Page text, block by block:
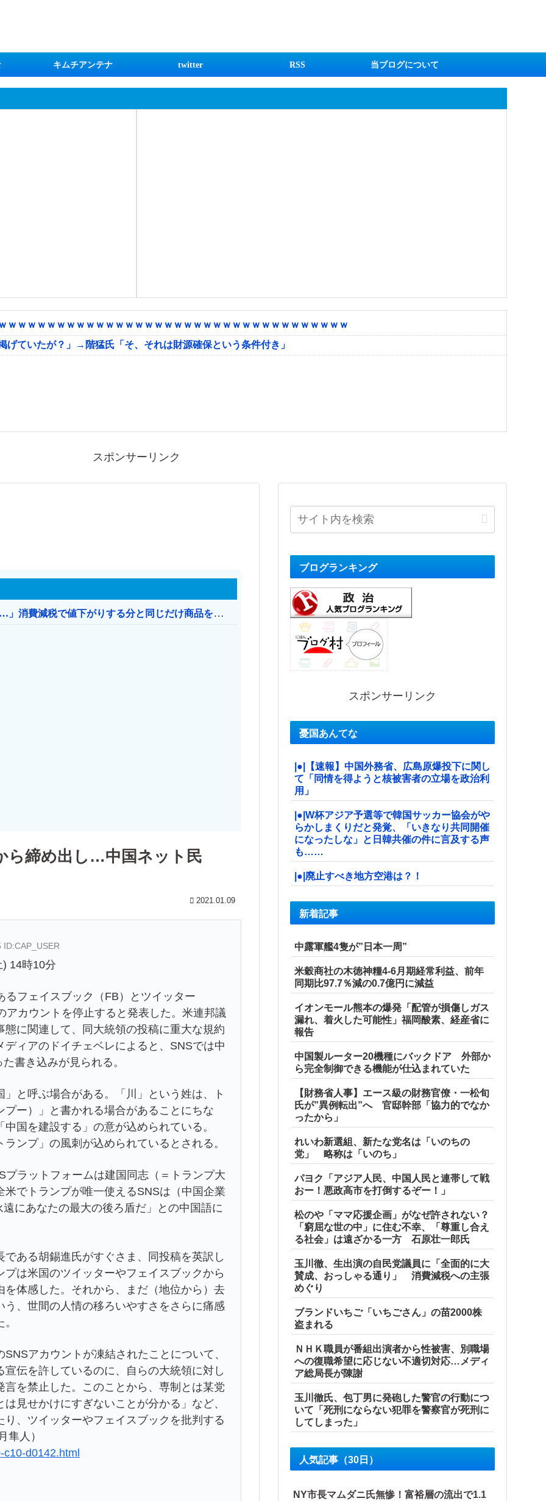
キムチアンテナ twitter RSS 当ブログについて
ｗｗｗｗｗｗｗｗｗｗｗｗｗｗｗｗｗｗｗｗｗｗｗｗｗｗｗｗｗｗｗｗｗｗ
ていたが？」→階猛氏「そ、それは財源確保という条件付き」
スポンサーリンク
【消費税率1％】 「下げるのが筋なんですけど…」消費減税で値下がりする分と同じだけ商品を値上げして店頭価格を変えない店も
ら締め出し…中国ネット民
2021.01.09
14時10分
フェイスブック（FB）とツイッター
カウントを停止すると発表した。米連邦議
に関連して、同大統領の投稿に重大な規約
ィアのドイチェベレによると、SNSでは中
書き込みが見られる。
と呼ぶ場合がある。「川」という姓は、ト
ー）」と書かれる場合があることにちな
国を建設する」の意が込められている。
ンプ」の風刺が込められているとされる。
ラットフォームは建国同志（＝トランプ大
でトランプが唯一使えるSNSは（中国企業
にあなたの最大の後ろ盾だ」との中国語に
ある胡錫進氏がすぐさま、同投稿を英訳し
は米国のツイッターやフェイスブックから
体感した。それから、まだ（地位から）去
、世間の人情の移ろいやすさをさらに痛感
アカウントが凍結されたことについて、
伝を許しているのに、自らの大統領に対し
を禁止した。このことから、専制とは某党
見せかけにすぎないことが分かる」など、
、ツイッターやフェイスブックを批判する
隼人）
c10-d0142.html
ブログランキング
スポンサーリンク
憂国あんてな
|●|【速報】中国外務省、広島原爆投下に関し
て「同情を得ようと核被害者の立場を政治利
用」
|●|W杯アジア予選等で韓国サッカー協会がや
らかしまくりだと発覚、「いきなり共同開催
になったしな」と日韓共催の件に言及する声
も……
|●|廃止すべき地方空港は？！
新着記事
中露軍艦4隻が”日本一周”
米穀商社の木徳神糧4-6月期経常利益、前年
同期比97.7％減の0.7億円に減益
イオンモール熊本の爆発「配管が損傷しガス
漏れ、着火した可能性」福岡酸素、経産省に
報告
中国製ルーター20機種にバックドア 外部か
ら完全制御できる機能が仕込まれていた
【財務省人事】エース級の財務官僚・一松旬
氏が”異例転出”へ 官邸幹部「協力的でなか
ったから」
れいわ新選組、新たな党名は「いのちの
党」 略称は「いのち」
パヨク「アジア人民、中国人民と連帯して戦
おー！悪政高市を打倒するぞー！」
松のや「ママ応援企画」がなぜ許されない？
「窮屈な世の中」に住む不幸、「尊重し合え
る社会」は遠ざかる一方 石原壮一郎氏
玉川徹、生出演の自民党議員に「全面的に大
賛成、おっしゃる通り」 消費減税への主張
めぐり
ブランドいちご「いちごさん」の苗2000株
盗まれる
ＮＨＫ職員が番組出演者から性被害、別職場
への復職希望に応じない不適切対応…メディ
ア総局長が陳謝
玉川徹氏、包丁男に発砲した警官の行動につ
いて「死刑にならない犯罪を警察官が死刑に
してしまった」
人気記事（30日）
NY市長マムダニ氏無惨！富裕層の流出で1.1